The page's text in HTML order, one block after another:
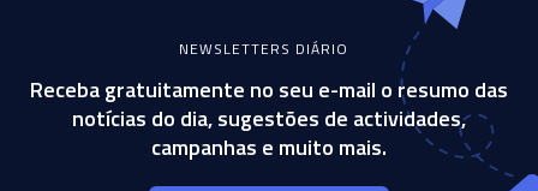
NEWSLETTERS DIÁRIO
Receba gratuitamente no seu e-mail o resumo das
notícias do dia, sugestões de actividades,
campanhas e muito mais.